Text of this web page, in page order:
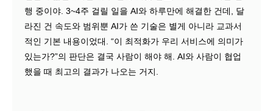
행 중이야. 3~4주 걸릴 일을 AI와 하루만에 해결한 건데, 달
라진 건 속도와 범위뿐 AI가 쓴 기술은 별게 아니라 교과서
적인 기본 내용이었대. “이 최적화가 우리 서비스에 의미가
있는가?”의 판단은 결국 사람이 해야 해. AI와 사람이 협업
했을 때 최고의 결과가 나오는 거지.